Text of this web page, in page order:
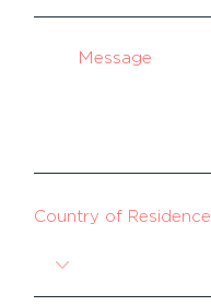
Country of Residence